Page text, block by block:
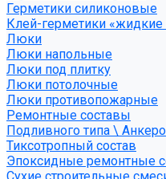
Герметики силиконовые
Клей-герметики «жидкие
Люки
Люки напольные
Люки под плитку
Люки потолочные
Люки противопожарные
Ремонтные составы
Подливного типа \
Тиксотропный состав
Эпоксидные ремонтные